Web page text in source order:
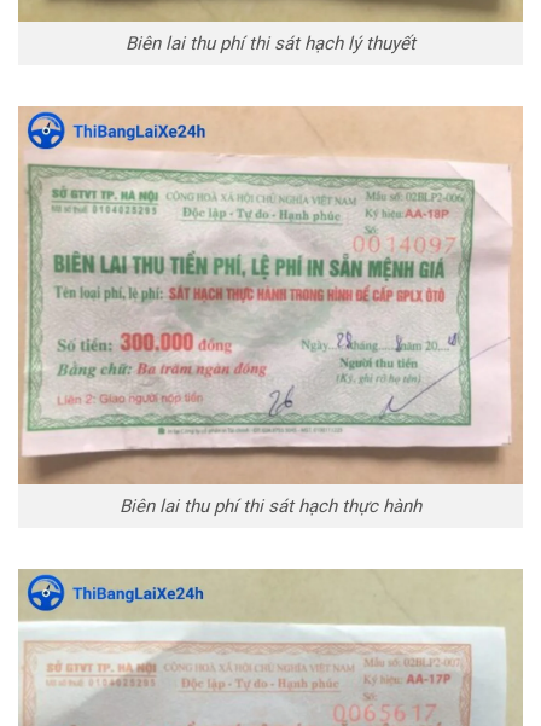
Biên lai thu phí thi sát hạch lý thuyết
Biên lai thu phí thi sát hạch thực hành